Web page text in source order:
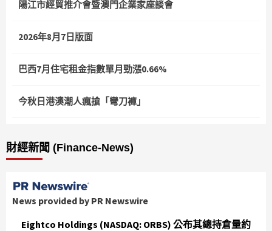
陽江市經貿推介會暨澳門企業家座談會
2026年8月7日版面
巴西7月住宅租金指數單月勁漲0.66%
今秋日港澳潮人瘋搶「彎刀褲」
財經新聞 (Finance-News)
News provided by PR Newswire
Eightco Holdings (NASDAQ: ORBS) 公布其總持倉量約